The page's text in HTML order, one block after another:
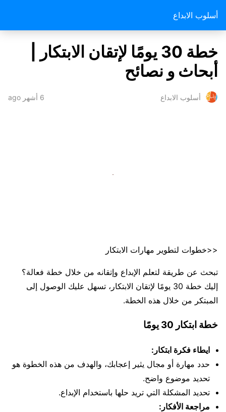
أسلوب الابداع
خطة 30 يومًا لإتقان الابتكار |
أبحاث و نصائح
أسلوب الابداع 6 أشهر ago
<<خطوات لتطوير مهارات الابتكار
تبحث عن طريقة لتعلم الإبداع وإتقانه من خلال خطة فعالة؟
إليك خطة 30 يومًا لإتقان الابتكار، تسهل عليك الوصول إلى
المبتكر من خلال هذه الخطة.
خطة ابتكار 30 يومًا
ايطاء فكرة ابتكار:
حدد مهارة أو مجال يثير إعجابك، والهدف من هذه الخطوة هو
تحديد موضوع واضح.
تحديد المشكلة التي تريد حلها باستخدام الإبداع.
مراجعة الأفكار: